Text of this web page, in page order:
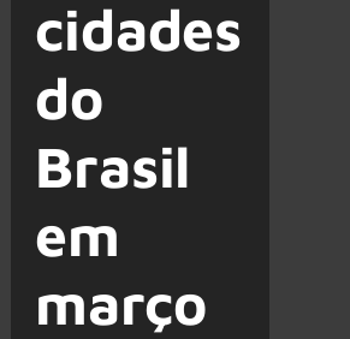
cidades
do
Brasil
em
março